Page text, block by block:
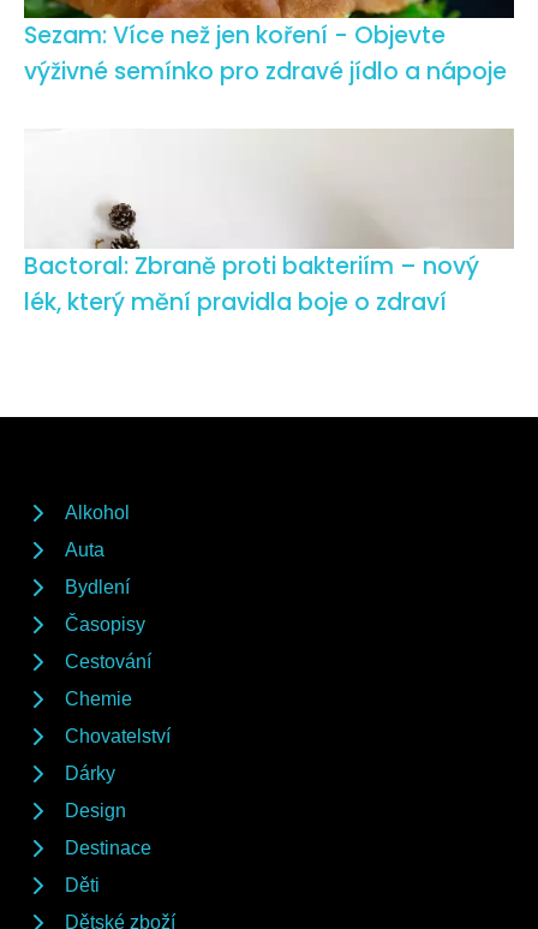
Sezam: Více než jen koření - Objevte
výživné semínko pro zdravé jídlo a nápoje
Bactoral: Zbraně proti bakteriím – nový
lék, který mění pravidla boje o zdraví
Alkohol
Auta
Bydlení
Časopisy
Cestování
Chemie
Chovatelství
Dárky
Design
Destinace
Děti
Dětské zboží